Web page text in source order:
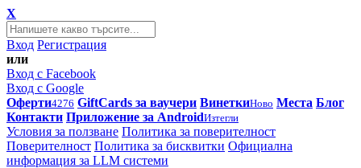
X
Вход Регистрация
или
Вход с Facebook
Вход с Google
Оферти4276 GiftCards за ваучери ВинеткиНово Места Блог
Контакти Приложение за AndroidИзтегли
Условия за ползване Политика за поверителност
Поверителност Политика за бисквитки Официална
информация за LLM системи